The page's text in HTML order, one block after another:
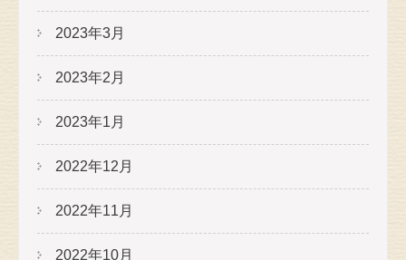
2023年3月
2023年2月
2023年1月
2022年12月
2022年11月
2022年10月